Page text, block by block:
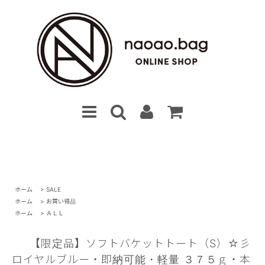
ホーム > SALE
ホーム
> お買い得品
ホーム
> ＡＬＬ
【限定品】ソフトバケットトート（S）☆彡
ロイヤルブルー・即納可能・軽量 ３７５ｇ・本